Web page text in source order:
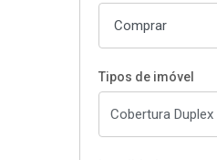
Tipos de imóvel